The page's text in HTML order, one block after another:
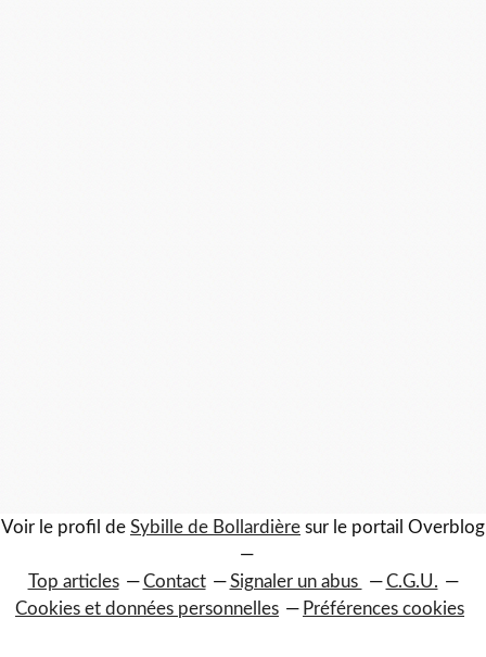
Voir le profil de Sybille de Bollardière sur le portail Overblog
Top articles Contact Signaler un abus
C.G.U.
Cookies et données personnelles
Préférences cookies